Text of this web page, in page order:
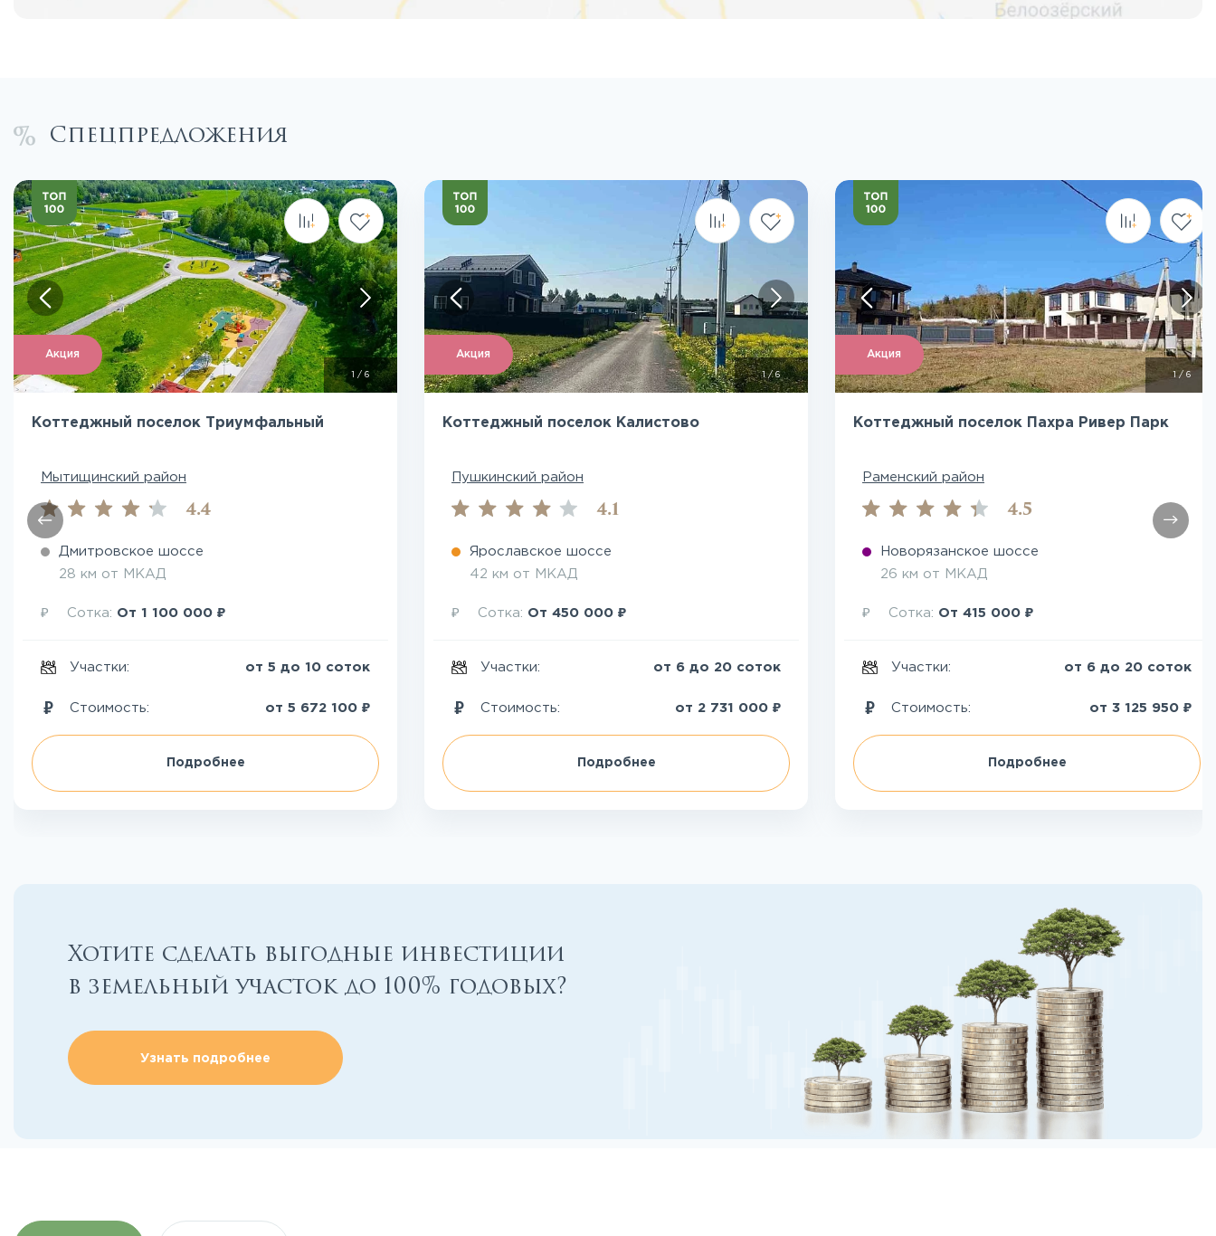
Спецпредложения
Акция
/ 6
Коттеджный поселок Триумфальный
Мытищинский район
4.4
Дмитровское шоссе
28 км от МКАД
₽ Сотка: От 1 100 000 ₽
Участки: от 5 до 10 соток
Стоимость: от 5 672 100 ₽
Подробнее
Посмотреть все фото
Акция
1/6
Коттеджный поселок Калистово
Пушкинский район
4.1
Ярославское шоссе
42 км от МКАД
₽ Сотка: От 450 000 ₽
Участки: от 6 до 20 соток
Стоимость: от 2 731 000 ₽
Подробнее
Посмотреть все фото
Акция
1/ 6
Коттеджный поселок Пахра Ривер Парк
Раменский район
4.5
Новорязанское шоссе
26 км от МКАД
₽ Сотка: От 415 000 ₽
Участки: от 6 до 20 соток
Стоимость: от 3 125 950 ₽
Подробнее
Посмотреть все фото
Хотите сделать выгодные инвестиции
в земельный участок до 100% годовых?
Узнать подробнее